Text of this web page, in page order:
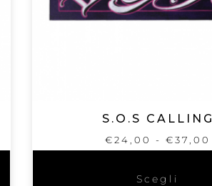
S.O.S CALLING
€24,00 - €37,00
Scegli